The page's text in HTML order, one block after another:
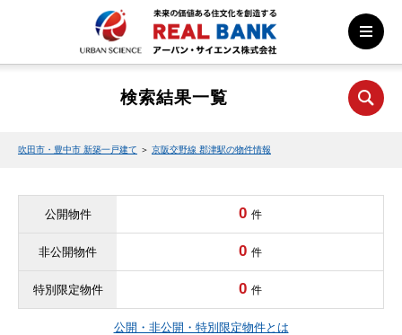
検索結果一覧
吹田市・豊中市 新築一戸建て ＞ 京阪交野線 郡津駅の物件情報
公開物件 0 件
非公開物件 0 件
特別限定物件 0 件
公開・非公開・特別限定物件とは